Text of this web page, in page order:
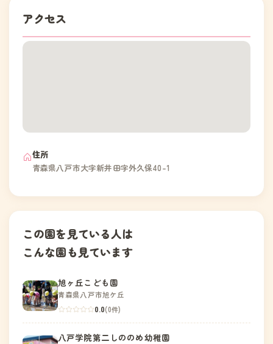
アクセス
住所
青森県八戸市大字新井田字外久保40-1
この園を見ている人は
こんな園も見ています
旭ヶ丘こども園
青森県八戸市旭ケ丘
0.0(0件)
八戸学院第二しののめ幼稚園